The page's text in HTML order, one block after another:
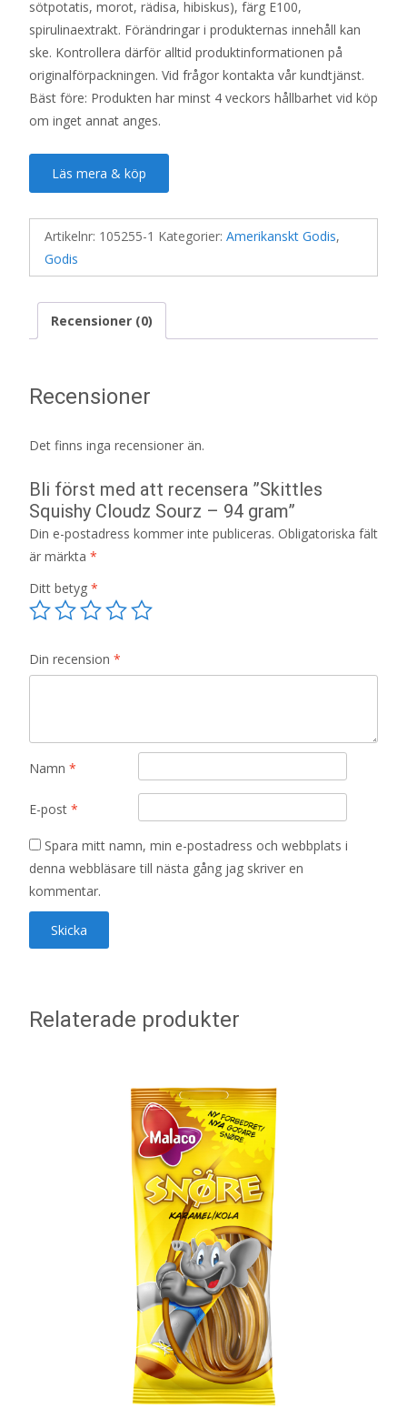
sötpotatis, morot, rädisa, hibiskus), färg E100,
spirulinaextrakt. Förändringar i produkternas innehåll kan
ske. Kontrollera därför alltid produktinformationen på
originalförpackningen. Vid frågor kontakta vår kundtjänst.
Bäst före: Produkten har minst 4 veckors hållbarhet vid köp
om inget annat anges.
Läs mera & köp
Artikelnr: 105255-1 Kategorier: Amerikanskt Godis,
Godis
Recensioner (0)
Recensioner
Det finns inga recensioner än.
Bli först med att recensera ”Skittles
Squishy Cloudz Sourz – 94 gram”
Din e-postadress kommer inte publiceras. Obligatoriska fält
är märkta *
Ditt betyg *
Din recension *
Namn *
E-post *
Spara mitt namn, min e-postadress och webbplats i
denna webbläsare till nästa gång jag skriver en
kommentar.
Relaterade produkter